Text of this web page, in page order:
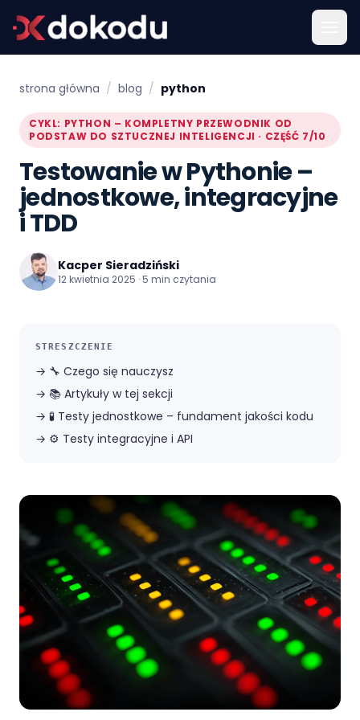
strona główna / blog / python
CYKL: PYTHON – KOMPLETNY PRZEWODNIK OD
PODSTAW DO SZTUCZNEJ INTELIGENCJI · CZĘŚĆ 7/10
Testowanie w Pythonie –
jednostkowe, integracyjne
i TDD
Kacper Sieradziński
12 kwietnia 2025 · 5 min czytania
STRESZCZENIE
→ 🔧 Czego się nauczysz
→ 📚 Artykuły w tej sekcji
→ 🧪 Testy jednostkowe – fundament jakości kodu
→ ⚙️ Testy integracyjne i API